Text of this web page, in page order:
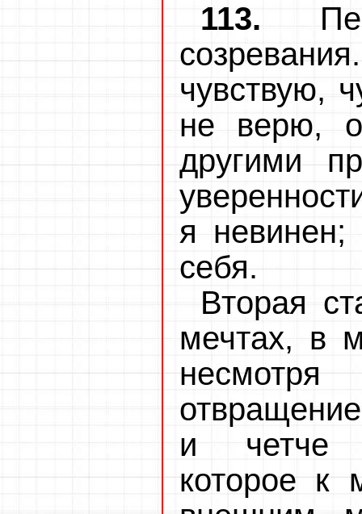
113.
чувствую,
не верю,
другими
я невинен;
себя.
Вторая
мечтах, в
несмотря
и четче
которое к